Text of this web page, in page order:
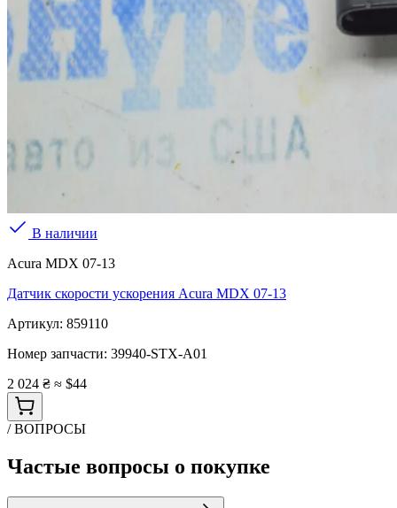
В наличии
Acura MDX 07-13
Датчик скорости ускорения Acura MDX 07-13
Артикул: 859110
Номер запчасти: 39940-STX-A01
2 024 ₴ ≈ $44
/ ВОПРОСЫ
Частые вопросы о покупке